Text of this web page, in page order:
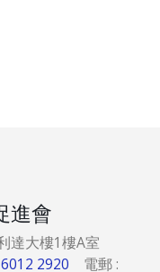
進會
達大樓1樓A室
6012 2920 電郵 :